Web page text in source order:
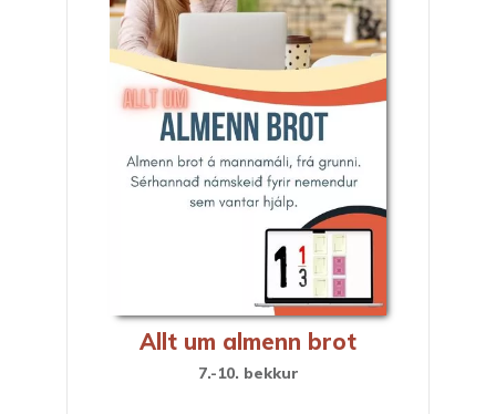
Allt um almenn brot
7.-10. bekkur